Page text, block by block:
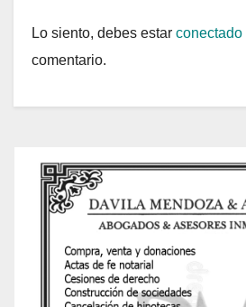
Lo siento, debes estar conectado
comentario.